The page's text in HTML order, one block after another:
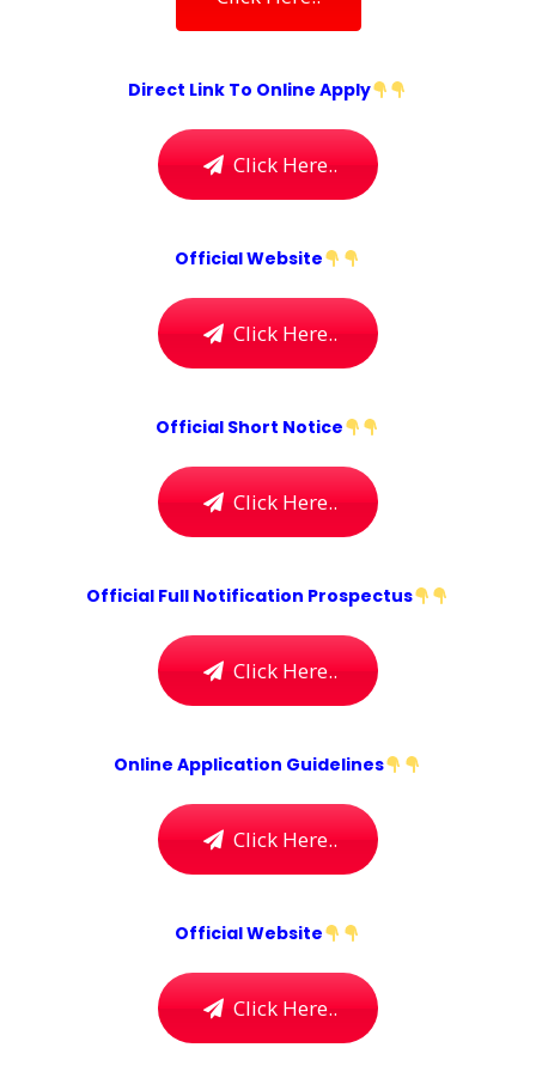
Direct Link To Online Apply
Click Here..
Official Website
Click Here..
Official Short Notice
Click Here..
Official Full Notification Prospectus
Click Here..
Online Application Guidelines
Click Here..
Official Website
Click Here..